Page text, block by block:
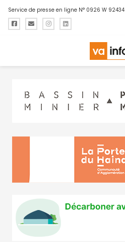
Service de presse en ligne N° 0926 W 92434